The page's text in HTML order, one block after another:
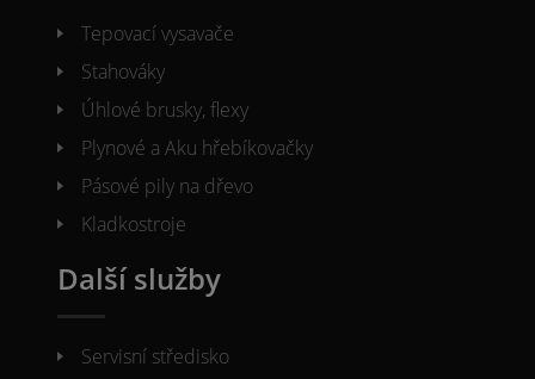
Tepovací vysavače
Stahováky
Úhlové brusky, flexy
Plynové a Aku hřebíkovačky
Pásové pily na dřevo
Kladkostroje
Další služby
Servisní středisko